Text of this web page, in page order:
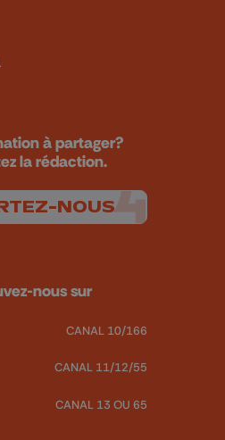
à partager?
la rédaction.
NOUS
nous sur
CANAL 10/166
CANAL 11/12/55
CANAL 13 OU 65